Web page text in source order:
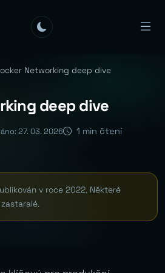
Networking deep dive
deep dive
27. 03. 2026 1 min čtení
v roce 2022. Některé